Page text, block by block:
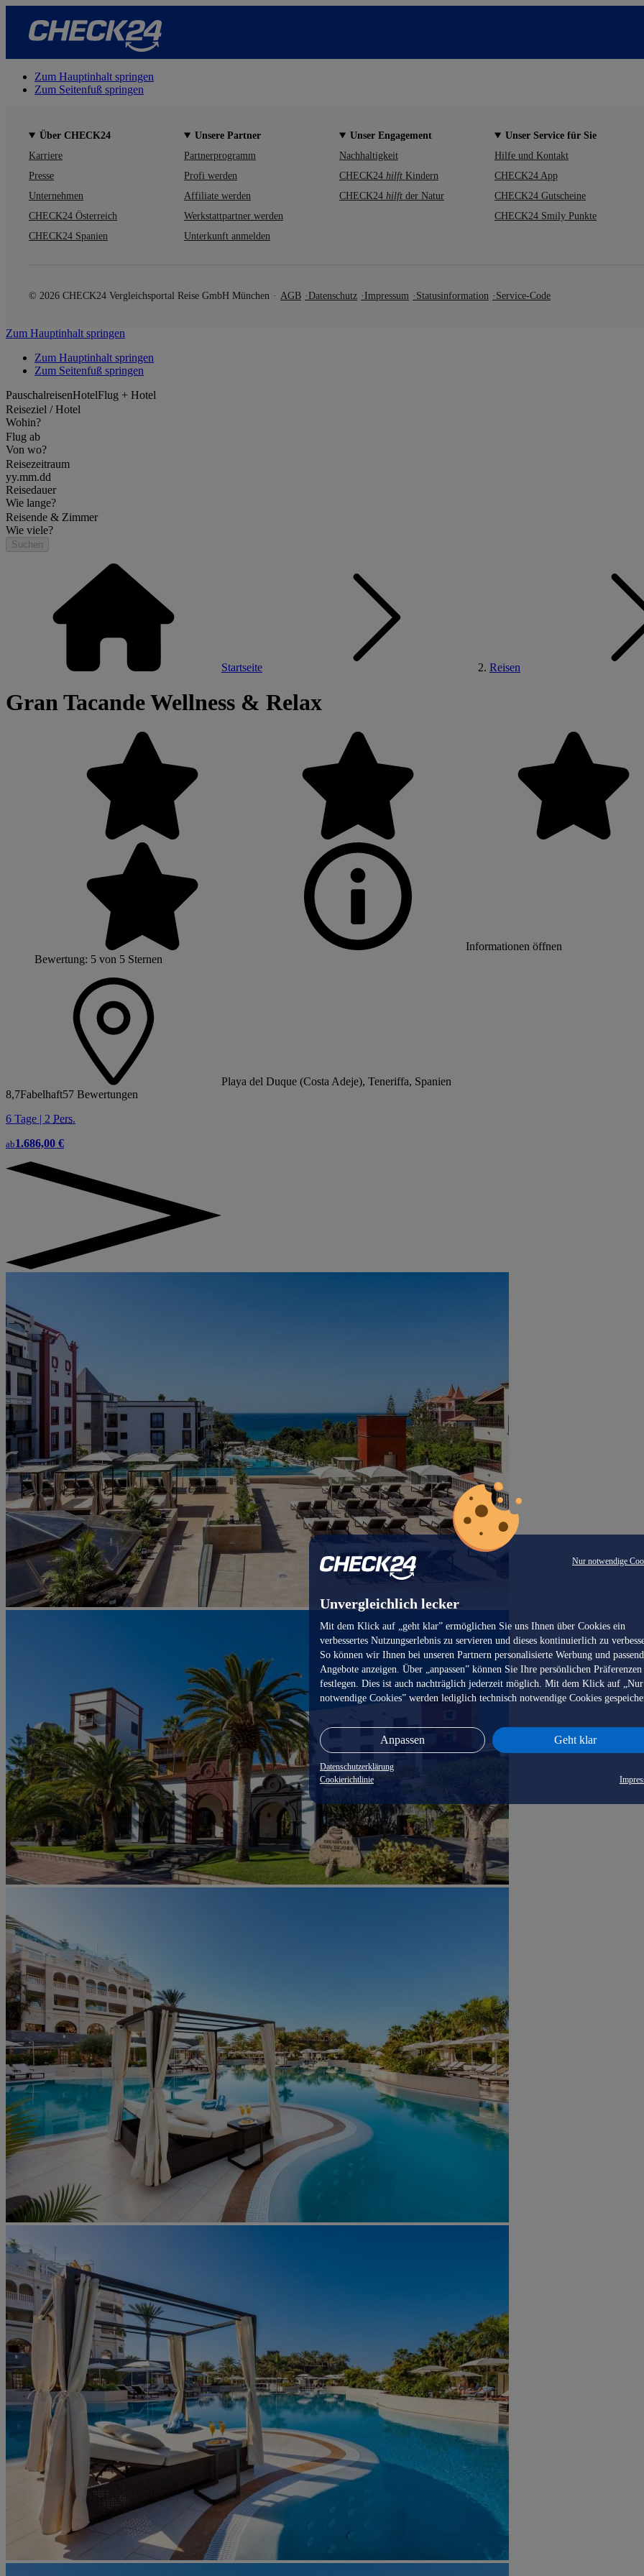
Nur notwendige
Unvergleichlich lecker
Mit dem Klick auf „geht klar” ermöglichen Sie uns Ihnen über Cookies ein
verbessertes Nutzungserlebnis zu servieren und dieses kontinuierlich zu
So können wir Ihnen bei unseren Partnern personalisierte Werbung und
Angebote anzeigen. Über „anpassen” können Sie Ihre persönlichen Präferenzen
festlegen. Dies ist auch nachträglich jederzeit möglich. Mit dem Klick auf „Nur
notwendige Cookies” werden lediglich technisch notwendige Cookies
Anpassen Geht klar
Datenschutzerklärung
Cookierichtlinie
Zum Hauptinhalt springen
Zum Seitenfuß springen
Über CHECK24
Karriere
Presse
Unternehmen
CHECK24 Österreich
CHECK24 Spanien
Unsere Partner
Partnerprogramm
Profi werden
Affiliate werden
Werkstattpartner werden
Unterkunft anmelden
Unser Engagement
Nachhaltigkeit
CHECK24 hilft Kindern
CHECK24 hilft der Natur
Unser Service für Sie
Hilfe und Kontakt
CHECK24 App
CHECK24 Gutscheine
CHECK24 Smily Punkte
© 2026 CHECK24 Vergleichsportal Reise GmbH München AGB Datenschutz Impressum Statusinformation Service-Code
Zum Hauptinhalt springen
Zum Hauptinhalt springen
Zum Seitenfuß springen
PauschalreisenHotelFlug + Hotel
Reiseziel / Hotel
Wohin?
Flug ab
Von wo?
Reisezeitraum
yy.mm.dd
Reisedauer
Wie lange?
Reisende & Zimmer
Wie viele?
Suchen
Startseite Reisen
Gran Tacande Wellness & Relax
Informationen öffnen
Bewertung: 5 von 5 Sternen
Playa del Duque (Costa Adeje), Teneriffa, Spanien
8,7Fabelhaft57 Bewertungen
6 Tage | 2 Pers.
ab1.686,00 €